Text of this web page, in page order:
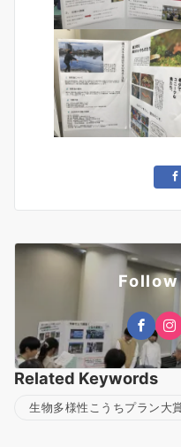
Related Keywords
生物多様性こうちプラン大